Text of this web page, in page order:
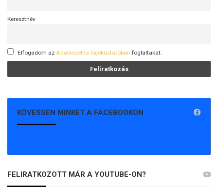
Keresztnév
Elfogadom az Adatkezelési tájékoztatóban foglaltakat.
KÖVESSEN MINKET A FACEBOOKON
FELIRATKOZOTT MÁR A YOUTUBE-ON?